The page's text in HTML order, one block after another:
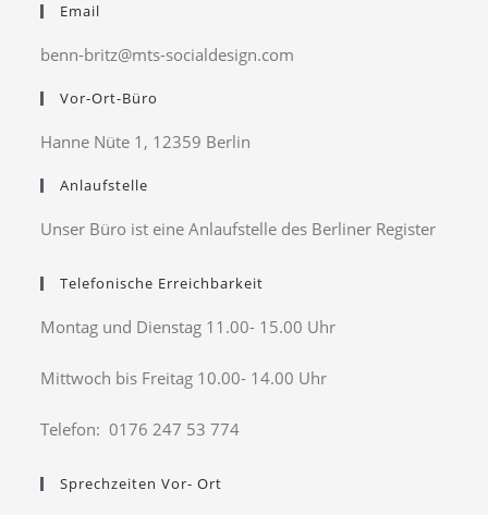
Email
benn-britz@mts-socialdesign.com
Vor-Ort-Büro
Hanne Nüte 1, 12359 Berlin
Anlaufstelle
Unser Büro ist eine Anlaufstelle des Berliner Register
Telefonische Erreichbarkeit
Montag und Dienstag 11.00- 15.00 Uhr
Mittwoch bis Freitag 10.00- 14.00 Uhr
Telefon: 0176 247 53 774
Sprechzeiten Vor- Ort